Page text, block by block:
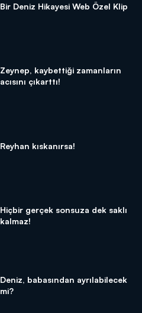
Bir Deniz Hikayesi Web Özel Klip
Zeynep, kaybettiği zamanların
acısını çıkarttı!
Reyhan kıskanırsa!
Hiçbir gerçek sonsuza dek saklı
kalmaz!
Deniz, babasından ayrılabilecek
mi?